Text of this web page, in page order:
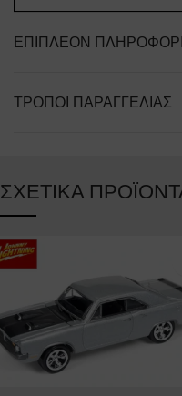
ΕΠΙΠΛΈΟΝ
ΤΡΌΠΟΙ ΠΑΡΑΓΓΕΛΊΑΣ
ΣΧΕΤΙΚΆ